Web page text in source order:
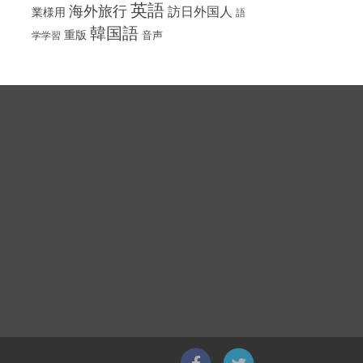
業様用 海外旅行英語訪日外国人 語
学学習 重版 韓国語 音声